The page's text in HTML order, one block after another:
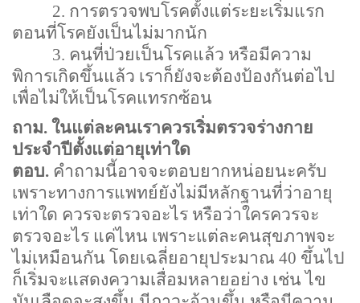
2. การตรวจพบโรคตั้งแต่ระยะเริ่มแรก
ตอนที่โรคยังเป็นไม่มากนัก
3. คนที่ป่วยเป็นโรคแล้ว หรือมีความ
พิการเกิดขึ้นแล้ว เราก็ยังจะต้องป้องกันต่อไป
เพื่อไม่ให้เป็นโรคแทรกซ้อน
ถาม. ในแต่ละคนเราควรเริ่มตรวจร่างกาย
ประจำปีตั้งแต่อายุเท่าใด
ตอบ. คำถามนี้อาจจะตอบยากหน่อยนะครับ
เพราะทางการแพทย์ยังไม่มีหลักฐานที่ว่าอายุ
เท่าใด ควรจะตรวจอะไร หรือว่าใครควรจะ
ตรวจอะไร แค่ไหน เพราะแต่ละคนสุขภาพจะ
ไม่เหมือนกัน โดยเฉลี่ยอายุประมาณ 40 ขึ้นไป
ก็เริ่มจะแสดงความเสื่อมหลายอย่าง เช่น ไข